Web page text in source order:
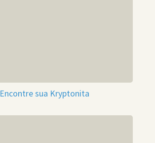
Encontre sua Kryptonita